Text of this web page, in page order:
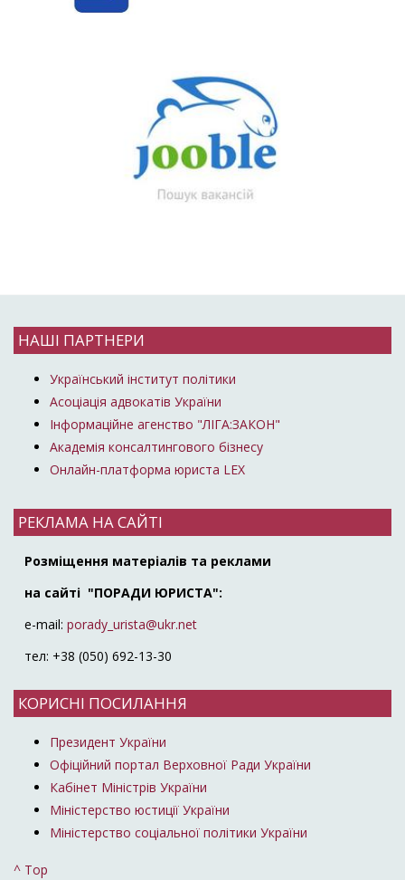
НАШІ ПАРТНЕРИ
Український інститут політики
Асоціація адвокатів України
Інформаційне агенство "ЛІГА:ЗАКОН"
Академія консалтингового бізнесу
Онлайн-платформа юриста LEX
РЕКЛАМА НА САЙТІ
Розміщення матеріалів та реклами
на сайті "ПОРАДИ ЮРИСТА":
e-mail: porady_urista@ukr.net
тел: +38 (050) 692-13-30
КОРИСНІ ПОСИЛАННЯ
Президент України
Офіційний портал Верховної Ради України
Кабінет Міністрів України
Міністерство юстиції України
Міністерство соціальної політики України
^ Top